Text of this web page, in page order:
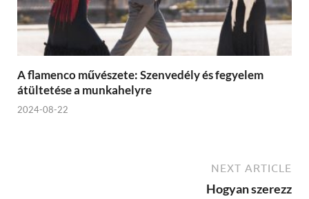
A flamenco művészete: Szenvedély és fegyelem
átültetése a munkahelyre
2024-08-22
NEXT ARTICLE
Hogyan szerezz